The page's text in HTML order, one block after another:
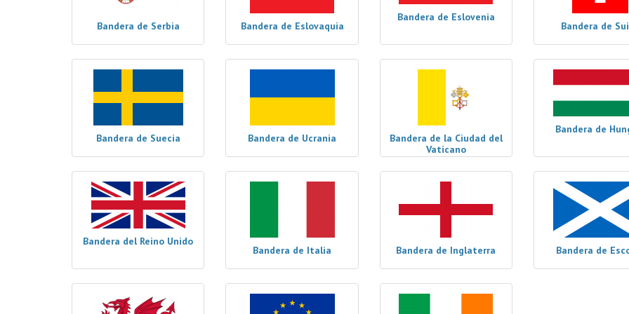
Bandera de Serbia Bandera de Eslovaquia
Bandera de Eslovenia
Bandera de
Bandera de Suecia Bandera de Ucrania
Bandera de la Ciudad del
Vaticano
Bandera de
Bandera del Reino Unido
Bandera de Italia Bandera de Inglaterra Bandera de